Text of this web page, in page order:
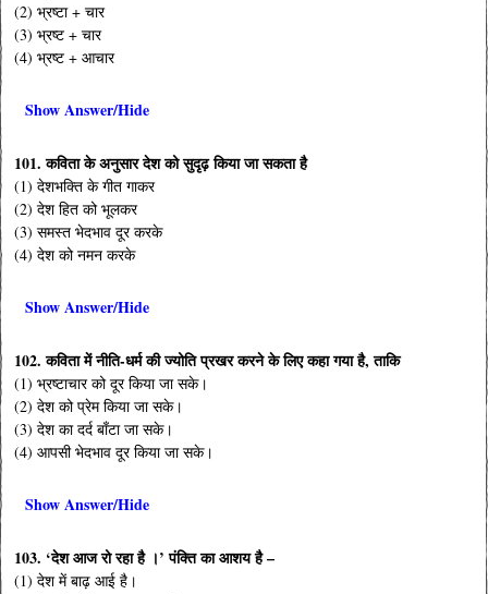
(2) भ्रष्टा + चार
(3) भ्रष्ट + चार
(4) भ्रष्ट + आचार
Show Answer/Hide
101. कविता के अनुसार देश को सुदृढ़ किया जा सकता है
(1) देशभक्ति के गीत गाकर
(2) देश हित को भूलकर
(3) समस्त भेदभाव दूर करके
(4) देश को नमन करके
Show Answer/Hide
102. कविता में नीति-धर्म की ज्योति प्रखर करने के लिए कहा गया है, ताकि
(1) भ्रष्टाचार को दूर किया जा सके।
(2) देश को प्रेम किया जा सके।
(3) देश का दर्द बाँटा जा सके।
(4) आपसी भेदभाव दूर किया जा सके।
Show Answer/Hide
103. ‘देश आज रो रहा है ।’ पंक्ति का आशय है –
(1) देश में बाढ़ आई है।